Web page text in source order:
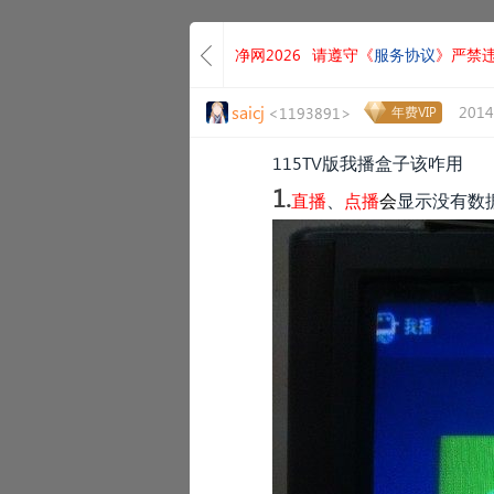
净网2026 请遵守《服务协议》严禁
saicj <1193891> 年费VIP
115TV版我播盒子该咋用
1.直播 点播会显示没有数